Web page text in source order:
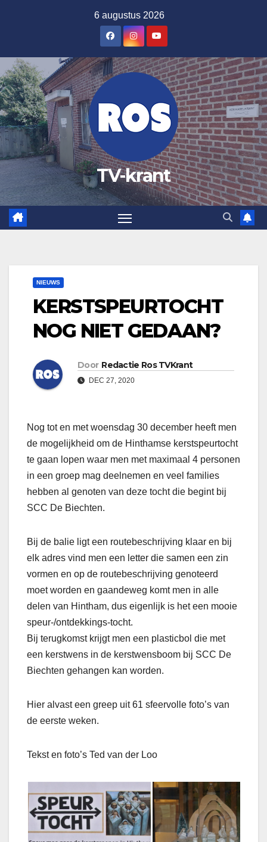
inhoud
6 augustus 2026
TV-krant
NIEUWS
KERSTSPEURTOCHT
NOG NIET GEDAAN?
Door Redactie Ros TVKrant
DEC 27, 2020
Nog tot en met woensdag 30 december heeft men
de mogelijkheid om de Hinthamse kerstspeurtocht
te gaan lopen waar men met maximaal 4 personen
in een groep mag deelnemen en veel families
hebben al genoten van deze tocht die begint bij
SCC De Biechten.
Bij de balie ligt een routebeschrijving klaar en bij
elk adres vind men een letter die samen een zin
vormen en op de routebeschrijving genoteerd
moet worden en gaandeweg komt men in alle
delen van Hintham, dus eigenlijk is het een mooie
speur-/ontdekkings-tocht.
Bij terugkomst krijgt men een plasticbol die met
een kerstwens in de kerstwensboom bij SCC De
Biechten gehangen kan worden.
Hier alvast een greep uit 61 sfeervolle foto’s van
de eerste weken.
Tekst en foto’s Ted van der Loo